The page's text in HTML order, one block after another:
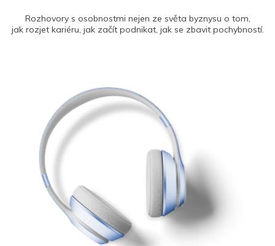
Rozhovory s osobnostmi nejen ze světa byznysu o tom,
jak rozjet kariéru, jak začít podnikat, jak se zbavit pochybností.